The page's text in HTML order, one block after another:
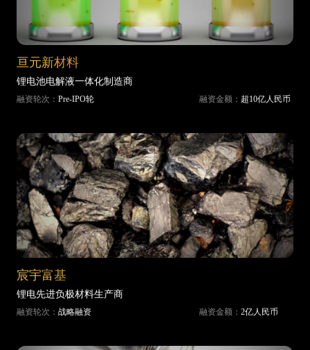
亘元新材料
锂电池电解液一体化制造商
融资轮次： Pre-IPO轮 融资金额： 超10亿人民币
宸宇富基
锂电先进负极材料生产商
融资轮次： 战略融资 融资金额： 2亿人民币